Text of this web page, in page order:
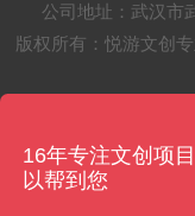
公司地址：武汉市
版权所有：悦游文创
16年专注文创项
以帮到您